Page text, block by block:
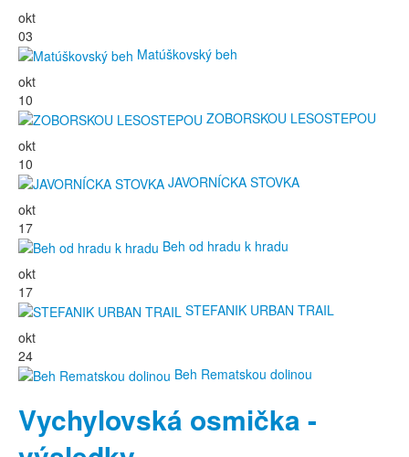
okt
03
Matúškovský beh
okt
10
ZOBORSKOU LESOSTEPOU
okt
10
JAVORNÍCKA STOVKA
okt
17
Beh od hradu k hradu
okt
17
STEFANIK URBAN TRAIL
okt
24
Beh Rematskou dolinou
Vychylovská osmička -